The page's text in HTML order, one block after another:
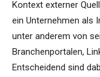
Kontext externer
ein Unternehmen als
unter anderem von
Branchenportalen,
Entscheidend sind